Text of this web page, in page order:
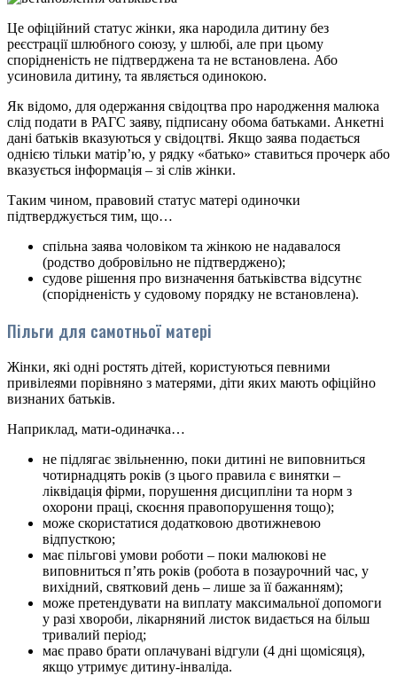
Це офіційний статус жінки, яка народила дитину без
реєстрації шлюбного союзу, у шлюбі, але при цьому
спорідненість не підтверджена та не встановлена. Або
усиновила дитину, та являється одинокою.
Як відомо, для одержання свідоцтва про народження малюка
слід подати в РАГС заяву, підписану обома батьками. Анкетні
дані батьків вказуються у свідоцтві. Якщо заява подається
однією тільки матір’ю, у рядку «батько» ставиться прочерк або
вказується інформація – зі слів жінки.
Таким чином, правовий статус матері одиночки
підтверджується тим, що…
спільна заява чоловіком та жінкою не надавалося
(родство добровільно не підтверджено);
судове рішення про визначення батьківства відсутнє
(спорідненість у судовому порядку не встановлена).
Пільги для самотньої матері
Жінки, які одні ростять дітей, користуються певними
привілеями порівняно з матерями, діти яких мають офіційно
визнаних батьків.
Наприклад, мати-одиначка…
не підлягає звільненню, поки дитині не виповниться
чотирнадцять років (з цього правила є винятки –
ліквідація фірми, порушення дисципліни та норм з
охорони праці, скоєння правопорушення тощо);
може скористатися додатковою двотижневою
відпусткою;
має пільгові умови роботи – поки малюкові не
виповниться п’ять років (робота в позаурочний час, у
вихідний, святковий день – лише за її бажанням);
може претендувати на виплату максимальної допомоги
у разі хвороби, лікарняний листок видається на більш
тривалий період;
має право брати оплачувані відгули (4 дні щомісяця),
якщо утримує дитину-інваліда.